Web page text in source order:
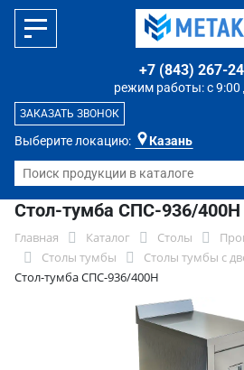
Выберите локацию: Казань
режим работы: с 9:00
+7 (843) 267-
ЗАКАЗАТЬ ЗВОНОК
Стол-тумба СПС-936/400Н
Главная Каталог Столы
Столы тумбы
Столы тумбы с
Стол-тумба СПС-936/400Н